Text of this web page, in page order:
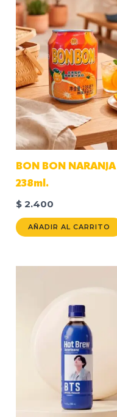
BON BON NARANJA
238ml.
$ 2.400
AÑADIR AL CARRITO